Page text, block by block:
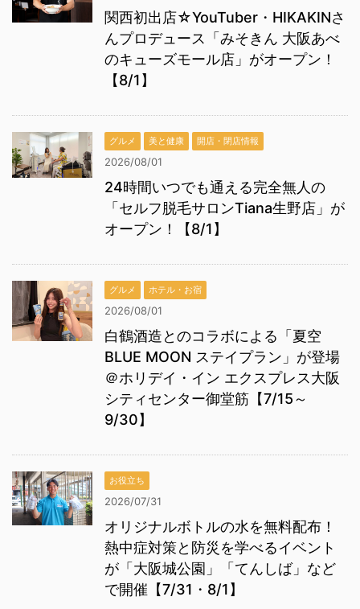
関西初出店☆YouTuber・HIKAKINさ
んプロデュース「みそきん 大阪あべ
のキューズモール店」がオープン！
【8/1】
グルメ 美と健康 開店・閉店情報
2026/08/01
24時間いつでも通える完全無人の
「セルフ脱毛サロンTiana生野店」が
オープン！【8/1】
グルメ ホテル・お宿
2026/08/01
白鶴酒造とのコラボによる「夏空
BLUE MOON ステイプラン」が登場
＠ホリデイ・イン エクスプレス大阪
シティセンター御堂筋【7/15～
9/30】
お役立ち
2026/07/31
オリジナルボトルの水を無料配布！
熱中症対策と防災を学べるイベント
が「大阪城公園」「てんしば」など
で開催【7/31・8/1】